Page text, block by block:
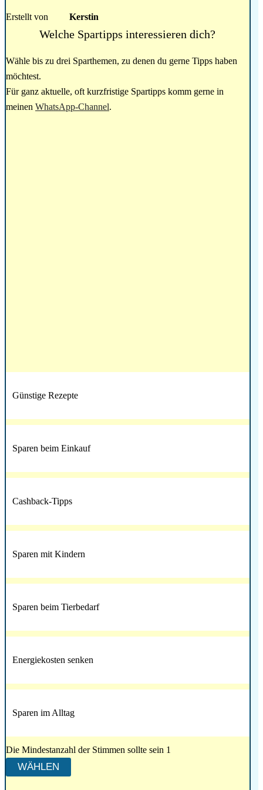
Erstellt von Kerstin
Welche Spartipps interessieren dich?
Wähle bis zu drei Sparthemen, zu denen du gerne Tipps haben
möchtest.
Für ganz aktuelle, oft kurzfristige Spartipps komm gerne in
meinen WhatsApp-Channel.
Günstige Rezepte
Sparen beim Einkauf
Cashback-Tipps
Sparen mit Kindern
Sparen beim Tierbedarf
Energiekosten senken
Sparen im Alltag
Die Mindestanzahl der Stimmen sollte sein 1